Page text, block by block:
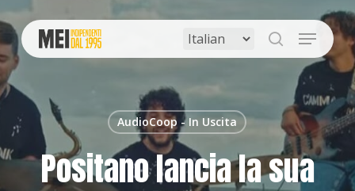
Skip
to
main
content
search
Menu
AudioCoop - In Uscita
Positano lancia la sua